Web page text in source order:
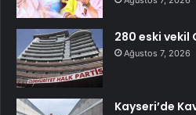
280 eski vekil
Ağustos 7, 2026
Kayseri’de